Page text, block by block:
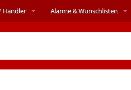
Händler Alarme& Wunschlisten